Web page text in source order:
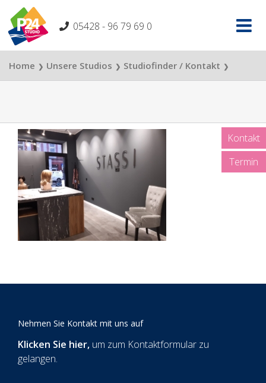
content
05428 - 96 79 69 0
Home ❯ Unsere Studios ❯ Studiofinder / Kontakt ❯
Kontakt
Termin
Nehmen Sie Kontakt mit uns auf
Klicken Sie hier, um zum Kontaktformular zu
gelangen.